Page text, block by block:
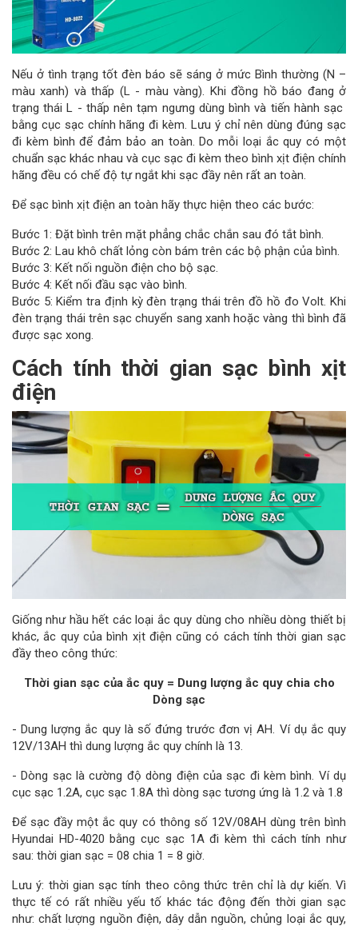
Nếu ở tình trạng tốt đèn báo sẽ sáng ở mức Bình thường (N –
màu xanh) và thấp (L - màu vàng). Khi đồng hồ báo đang ở
trạng thái L - thấp nên tạm ngưng dùng bình và tiến hành sạc
bằng cục sạc chính hãng đi kèm. Lưu ý chỉ nên dùng đúng sạc
đi kèm bình để đảm bảo an toàn. Do mỗi loại ắc quy có một
chuẩn sạc khác nhau và cục sạc đi kèm theo bình xịt điện chính
hãng đều có chế độ tự ngắt khi sạc đầy nên rất an toàn.
Để sạc bình xịt điện an toàn hãy thực hiện theo các bước:
Bước 1: Đặt bình trên mặt phẳng chắc chắn sau đó tắt bình.
Bước 2: Lau khô chất lỏng còn bám trên các bộ phận của bình.
Bước 3: Kết nối nguồn điện cho bộ sạc.
Bước 4: Kết nối đầu sạc vào bình.
Bước 5: Kiểm tra định kỳ đèn trạng thái trên đồ hồ đo Volt. Khi
đèn trạng thái trên sạc chuyển sang xanh hoặc vàng thì bình đã
được sạc xong.
Cách tính thời gian sạc bình xịt
điện
Giống như hầu hết các loại ắc quy dùng cho nhiều dòng thiết bị
khác, ắc quy của bình xịt điện cũng có cách tính thời gian sạc
đầy theo công thức:
Thời gian sạc của ắc quy = Dung lượng ắc quy chia cho
Dòng sạc
- Dung lượng ắc quy là số đứng trước đơn vị AH. Ví dụ ắc quy
12V/13AH thì dung lượng ắc quy chính là 13.
- Dòng sạc là cường độ dòng điện của sạc đi kèm bình. Ví dụ
cục sạc 1.2A, cục sạc 1.8A thì dòng sạc tương ứng là 1.2 và 1.8
Để sạc đầy một ắc quy có thông số 12V/08AH dùng trên bình
Hyundai HD-4020 bằng cục sạc 1A đi kèm thì cách tính như
sau: thời gian sạc = 08 chia 1 = 8 giờ.
Lưu ý: thời gian sạc tính theo công thức trên chỉ là dự kiến. Vì
thực tế có rất nhiều yếu tố khác tác động đến thời gian sạc
như: chất lượng nguồn điện, dây dẫn nguồn, chủng loại ắc quy,